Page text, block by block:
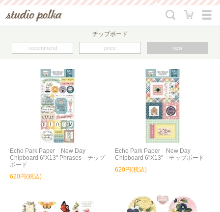
チップボード
recommend price new
Echo Park Paper New Day
Chipboard 6"X13" Phrases チップ
ボード
620円(税込)
Echo Park Paper New Day
Chipboard 6"X13" チップボード
620円(税込)